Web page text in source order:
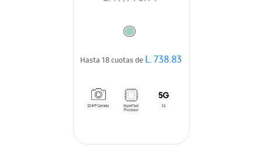
Hasta 18 cuotas deL. 738.83